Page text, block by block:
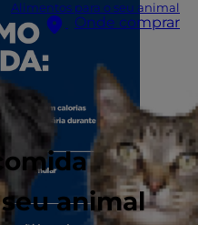
Alimentos para o seu animal
Onde comprar
animal